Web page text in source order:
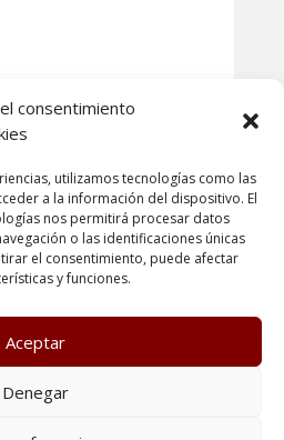
consentimiento
utilizamos tecnologías como las
a la información del dispositivo. El
nos permitirá procesar datos
o las identificaciones únicas
el consentimiento, puede afectar
y funciones.
Aceptar
DenegarPolítica de cookies